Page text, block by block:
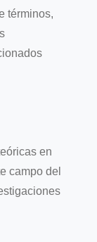
términos,
en
campo del